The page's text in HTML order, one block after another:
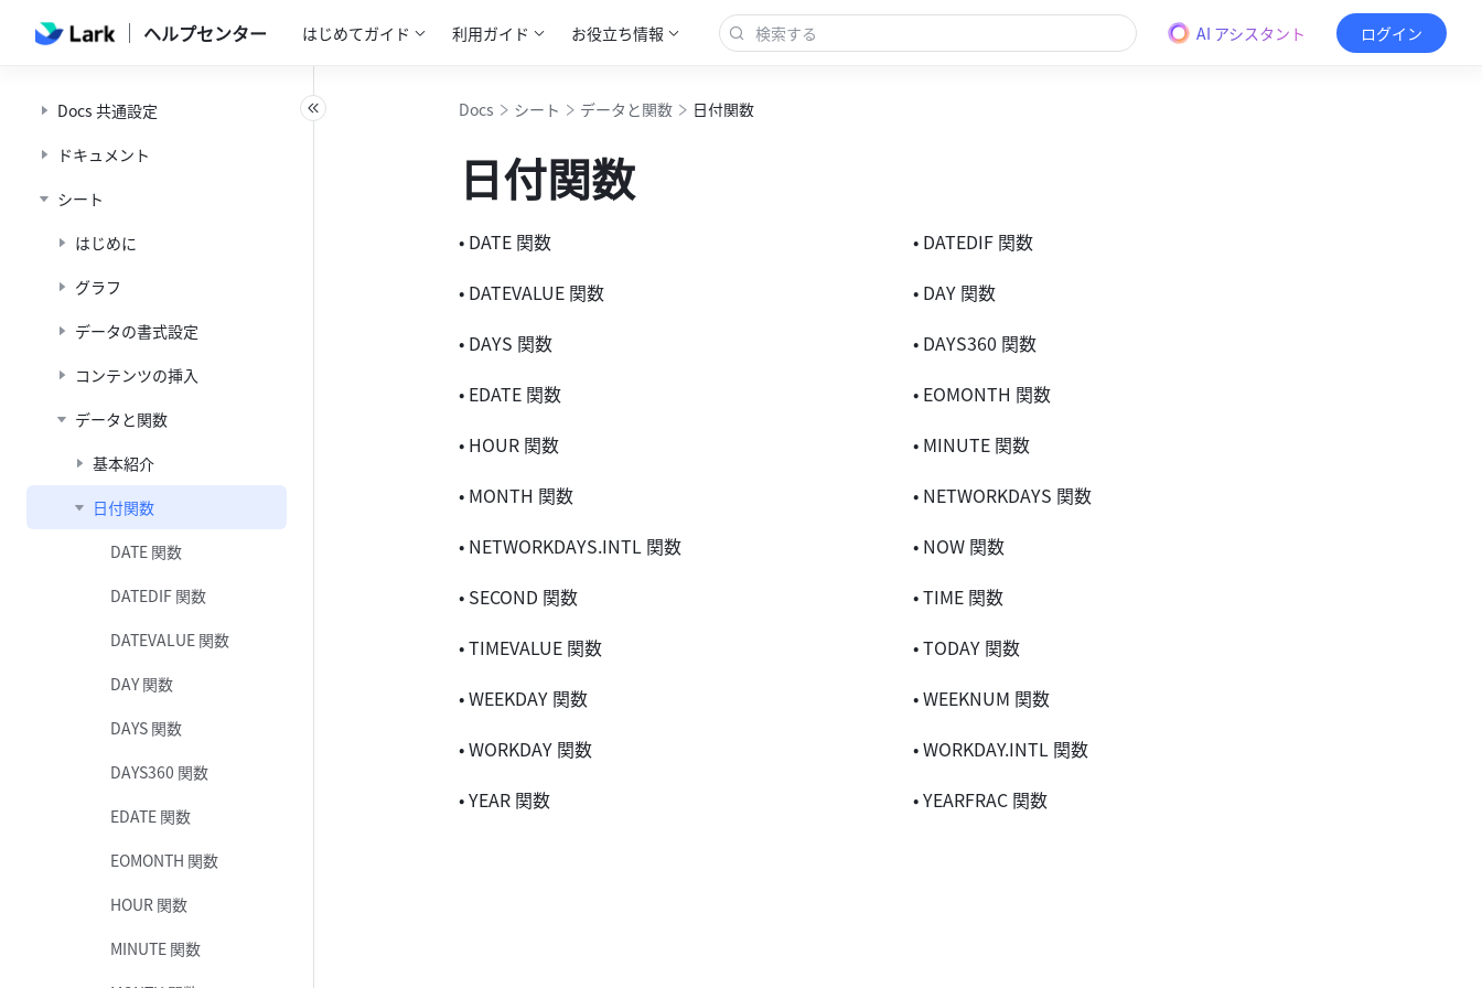
ヘルプセンター はじめてガイド 利用ガイド お役立ち情報 AI アシスタント ログイン
Docs 共通設定
ドキュメント
シート
はじめに
グラフ
データの書式設定
コンテンツの挿入
データと関数
基本紹介
日付関数
DATE 関数
DATEDIF 関数
DATEVALUE 関数
DAY 関数
DAYS 関数
DAYS360 関数
EDATE 関数
EOMONTH 関数
HOUR 関数
MINUTE 関数
Docs シート データと関数 日付関数
日付関数
• DATE 関数
• DATEDIF 関数
• DATEVALUE 関数
• DAY 関数
• DAYS 関数
• DAYS360 関数
• EDATE 関数
• EOMONTH 関数
• HOUR 関数
• MINUTE 関数
• MONTH 関数
• NETWORKDAYS 関数
• NETWORKDAYS.INTL 関数
• NOW 関数
• SECOND 関数
• TIME 関数
• TIMEVALUE 関数
• TODAY 関数
• WEEKDAY 関数
• WEEKNUM 関数
• WORKDAY 関数
• WORKDAY.INTL 関数
• YEAR 関数
• YEARFRAC 関数